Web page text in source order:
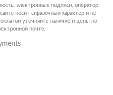
электронные подписи, оператор
носит справочный характер и не
уточняйте наличие и цены по
почте.